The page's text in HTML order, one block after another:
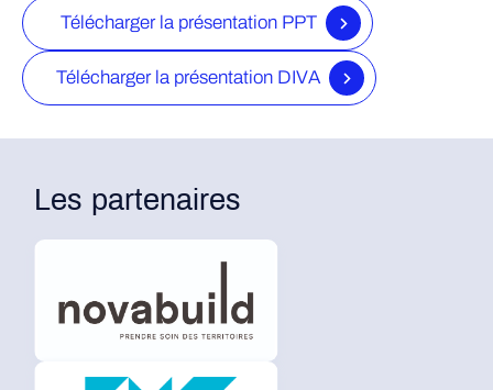
Télécharger la présentation PPT
Télécharger la présentation DIVA
Les partenaires